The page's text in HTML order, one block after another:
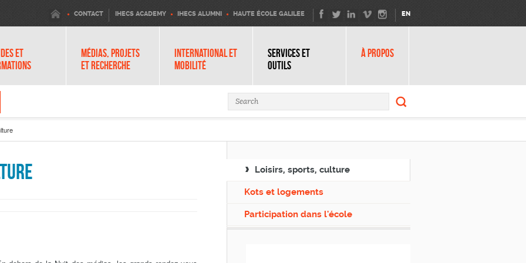
CONTACT IHECS ACADEMY IHECS ALUMNI HAUTE ÉCOLE GALILEE EN
ET
MÉDIAS, PROJETS
ET RECHERCHE
INTERNATIONAL ET
MOBILITÉ
SERVICES ET
OUTILS
À PROPOS
Search form Search
Loisirs, sports, culture
Kots et logements
Participation dans l'école